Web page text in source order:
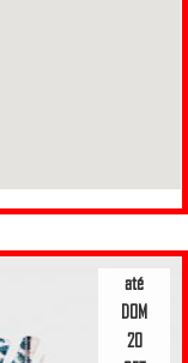
até
DOM
20